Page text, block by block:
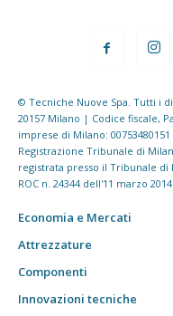
© Tecniche Nuove Spa. Tutti i
20157 Milano | Codice fiscale,
imprese di Milano: 00753480151
Registrazione Tribunale di
registrata presso il Tribunale di
ROC n. 24344 dell'11 marzo 2014
Economia e Mercati
Attrezzature
Componenti
Innovazioni tecniche